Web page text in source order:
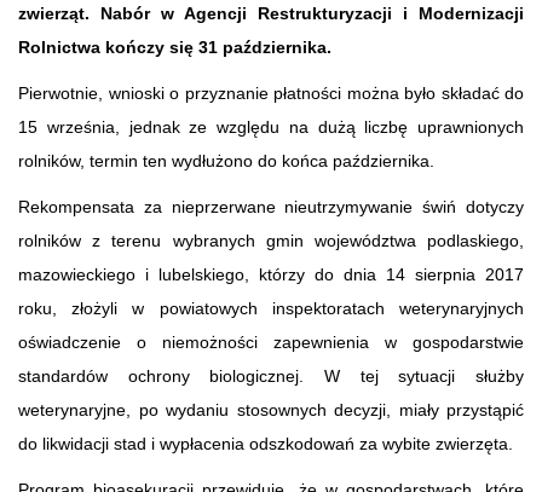
zwierząt. Nabór w Agencji Restrukturyzacji i Modernizacji
Rolnictwa kończy się 31 października.
Pierwotnie, wnioski o przyznanie płatności można było składać do
15 września, jednak ze względu na dużą liczbę uprawnionych
rolników, termin ten wydłużono do końca października.
Rekompensata za nieprzerwane nieutrzymywanie świń dotyczy
rolników z terenu wybranych gmin województwa podlaskiego,
mazowieckiego i lubelskiego, którzy do dnia 14 sierpnia 2017
roku, złożyli w powiatowych inspektoratach weterynaryjnych
oświadczenie o niemożności zapewnienia w gospodarstwie
standardów ochrony biologicznej. W tej sytuacji służby
weterynaryjne, po wydaniu stosownych decyzji, miały przystąpić
do likwidacji stad i wypłacenia odszkodowań za wybite zwierzęta.